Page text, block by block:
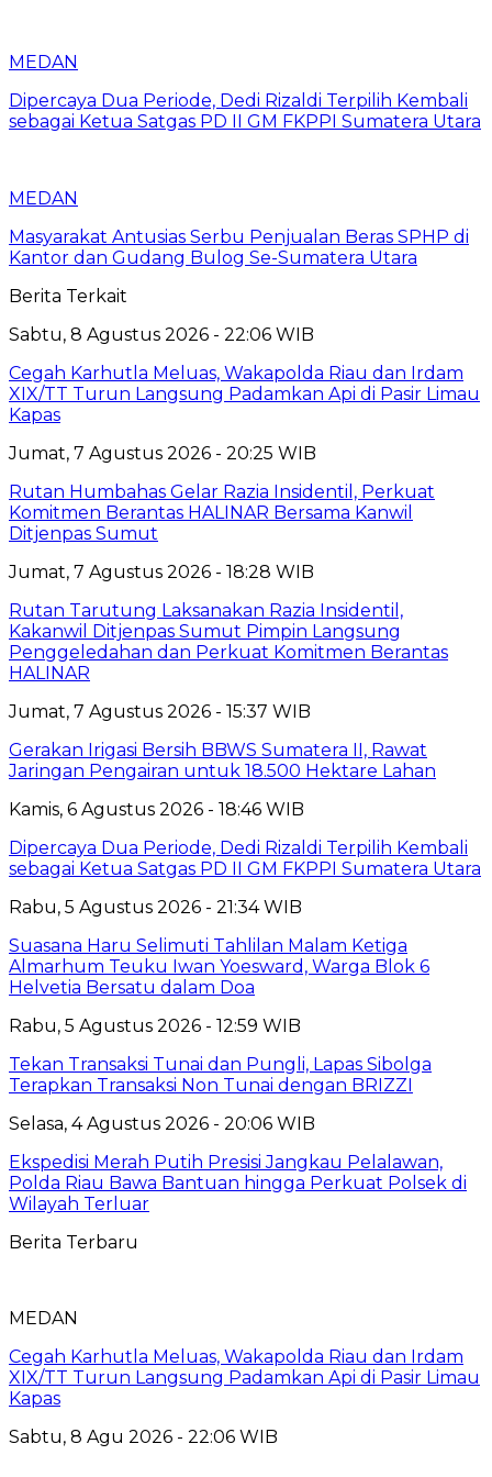
MEDAN
Dipercaya Dua Periode, Dedi Rizaldi Terpilih Kembali
sebagai Ketua Satgas PD II GM FKPPI Sumatera Utara
MEDAN
Masyarakat Antusias Serbu Penjualan Beras SPHP di
Kantor dan Gudang Bulog Se-Sumatera Utara
Berita Terkait
Sabtu, 8 Agustus 2026 - 22:06 WIB
Cegah Karhutla Meluas, Wakapolda Riau dan Irdam
XIX/TT Turun Langsung Padamkan Api di Pasir Limau
Kapas
Jumat, 7 Agustus 2026 - 20:25 WIB
Rutan Humbahas Gelar Razia Insidentil, Perkuat
Komitmen Berantas HALINAR Bersama Kanwil
Ditjenpas Sumut
Jumat, 7 Agustus 2026 - 18:28 WIB
Rutan Tarutung Laksanakan Razia Insidentil,
Kakanwil Ditjenpas Sumut Pimpin Langsung
Penggeledahan dan Perkuat Komitmen Berantas
HALINAR
Jumat, 7 Agustus 2026 - 15:37 WIB
Gerakan Irigasi Bersih BBWS Sumatera II, Rawat
Jaringan Pengairan untuk 18.500 Hektare Lahan
Kamis, 6 Agustus 2026 - 18:46 WIB
Dipercaya Dua Periode, Dedi Rizaldi Terpilih Kembali
sebagai Ketua Satgas PD II GM FKPPI Sumatera Utara
Rabu, 5 Agustus 2026 - 21:34 WIB
Suasana Haru Selimuti Tahlilan Malam Ketiga
Almarhum Teuku Iwan Yoesward, Warga Blok 6
Helvetia Bersatu dalam Doa
Rabu, 5 Agustus 2026 - 12:59 WIB
Tekan Transaksi Tunai dan Pungli, Lapas Sibolga
Terapkan Transaksi Non Tunai dengan BRIZZI
Selasa, 4 Agustus 2026 - 20:06 WIB
Ekspedisi Merah Putih Presisi Jangkau Pelalawan,
Polda Riau Bawa Bantuan hingga Perkuat Polsek di
Wilayah Terluar
Berita Terbaru
MEDAN
Cegah Karhutla Meluas, Wakapolda Riau dan Irdam
XIX/TT Turun Langsung Padamkan Api di Pasir Limau
Kapas
Sabtu, 8 Agu 2026 - 22:06 WIB